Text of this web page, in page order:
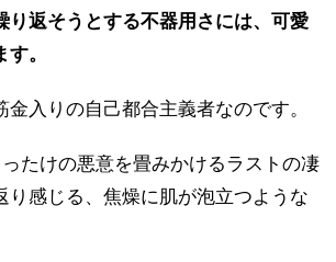
り返そうとする不器用さには、可愛
。
金入りの自己都合主義者なのです。
たけの悪意を畳みかけるラストの凄
り感じる、焦燥に肌が泡立つような